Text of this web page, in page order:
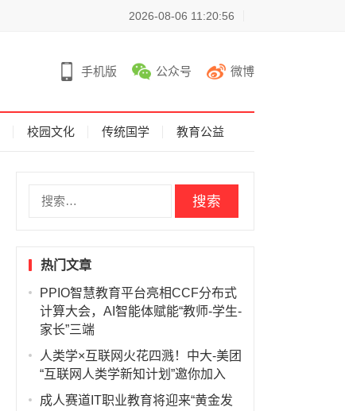
2026-08-06 11:20:56
手机版 公众号 微博
校园文化 传统国学 教育公益
热门文章
PPIO智慧教育平台亮相CCF分布式
计算大会，AI智能体赋能“教师-学生-
家长”三端
人类学×互联网火花四溅！中大-美团
“互联网人类学新知计划”邀你加入
成人赛道IT职业教育将迎来“黄金发